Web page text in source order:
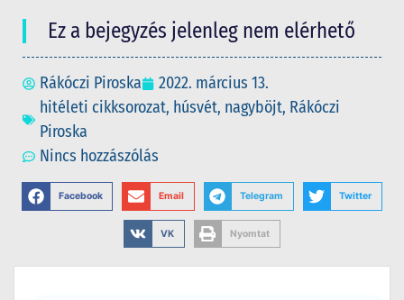
Ez a bejegyzés jelenleg nem elérhető
Rákóczi Piroska
2022. március 13.
hitéleti cikksorozat, húsvét, nagyböjt, Rákóczi
Piroska
Nincs hozzászólás
Facebook Email Telegram Twitter
VK Nyomtat